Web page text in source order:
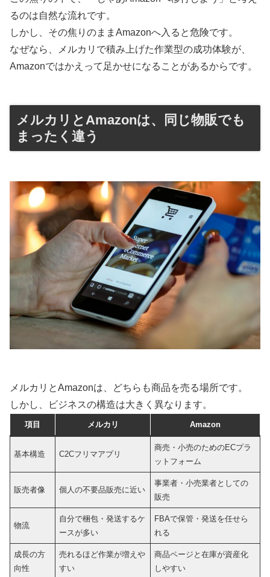
るのは自然な流れです。
しかし、その焦りのままAmazonへ入ると危険です。
なぜなら、メルカリで積み上げた作業型の成功体験が、
Amazonではかえって足かせになることがあるからです。
メルカリとAmazonは、同じ物販でも
まったく違う
メルカリとAmazonは、どちらも商品を売る場所です。
しかし、ビジネスの構造は大きく異なります。
項目 メルカリ Amazon
基本構造 C2Cフリマアプリ
商売・小売のためのECプラ
ットフォーム
販売者像 個人の不要品販売に近い
事業者・小売業者としての
販売
物流
自分で梱包・発送するケ
ースが多い
FBAで保管・発送を任せら
れる
成長の方
向性
売れるほど作業が増えや
すい
商品ページと在庫が資産化
しやすい